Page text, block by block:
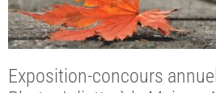
Exposition-concours